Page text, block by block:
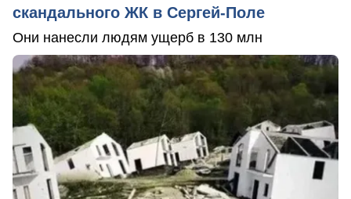
скандального ЖК в Сергей-Поле
Они нанесли людям ущерб в 130 млн